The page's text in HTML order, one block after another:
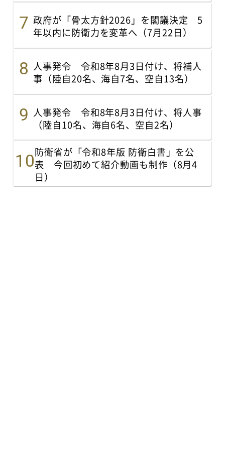
政府が「骨太方針2026」を閣議決定 5
年以内に防衛力を変革へ（7月22日）
人事発令 令和8年8月3日付け、将補人
事（陸自20名、海自7名、空自13名）
人事発令 令和8年8月3日付け、将人事
（陸自10名、海自6名、空自2名）
防衛省が「令和8年版 防衛白書」を公
表 今回初めて紹介動画も制作（8月4
日）